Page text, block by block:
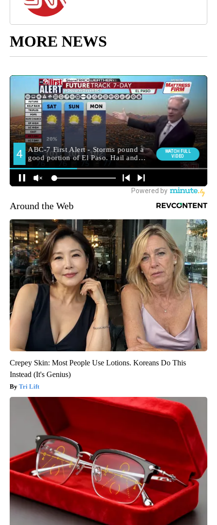
MORE NEWS
Around the Web
Crepey Skin: Most People Use Lotions. Koreans Do This
Instead (It's Genius)
Tri Lift